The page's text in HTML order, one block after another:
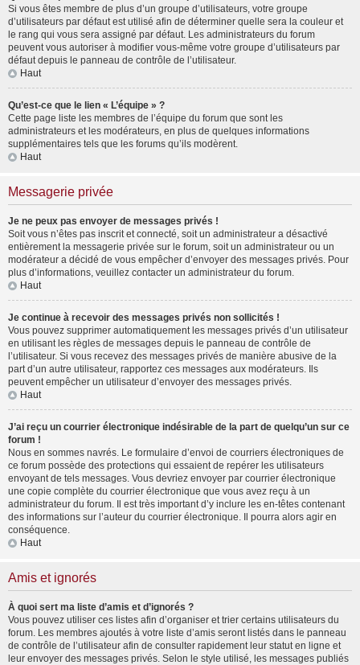
Si vous êtes membre de plus d’un groupe d’utilisateurs, votre groupe
d’utilisateurs par défaut est utilisé afin de déterminer quelle sera la couleur et
le rang qui vous sera assigné par défaut. Les administrateurs du forum
peuvent vous autoriser à modifier vous-même votre groupe d’utilisateurs par
défaut depuis le panneau de contrôle de l’utilisateur.
Haut
Qu’est-ce que le lien « L’équipe » ?
Cette page liste les membres de l’équipe du forum que sont les
administrateurs et les modérateurs, en plus de quelques informations
supplémentaires tels que les forums qu’ils modèrent.
Haut
Messagerie privée
Je ne peux pas envoyer de messages privés !
Soit vous n’êtes pas inscrit et connecté, soit un administrateur a désactivé
entièrement la messagerie privée sur le forum, soit un administrateur ou un
modérateur a décidé de vous empêcher d’envoyer des messages privés. Pour
plus d’informations, veuillez contacter un administrateur du forum.
Haut
Je continue à recevoir des messages privés non sollicités !
Vous pouvez supprimer automatiquement les messages privés d’un utilisateur
en utilisant les règles de messages depuis le panneau de contrôle de
l’utilisateur. Si vous recevez des messages privés de manière abusive de la
part d’un autre utilisateur, rapportez ces messages aux modérateurs. Ils
peuvent empêcher un utilisateur d’envoyer des messages privés.
Haut
J’ai reçu un courrier électronique indésirable de la part de quelqu’un sur ce
forum !
Nous en sommes navrés. Le formulaire d’envoi de courriers électroniques de
ce forum possède des protections qui essaient de repérer les utilisateurs
envoyant de tels messages. Vous devriez envoyer par courrier électronique
une copie complète du courrier électronique que vous avez reçu à un
administrateur du forum. Il est très important d’y inclure les en-têtes contenant
des informations sur l’auteur du courrier électronique. Il pourra alors agir en
conséquence.
Haut
Amis et ignorés
À quoi sert ma liste d’amis et d’ignorés ?
Vous pouvez utiliser ces listes afin d’organiser et trier certains utilisateurs du
forum. Les membres ajoutés à votre liste d’amis seront listés dans le panneau
de contrôle de l’utilisateur afin de consulter rapidement leur statut en ligne et
leur envoyer des messages privés. Selon le style utilisé, les messages publiés